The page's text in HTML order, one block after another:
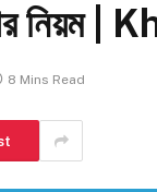
নিয়ম
8 Mins Read